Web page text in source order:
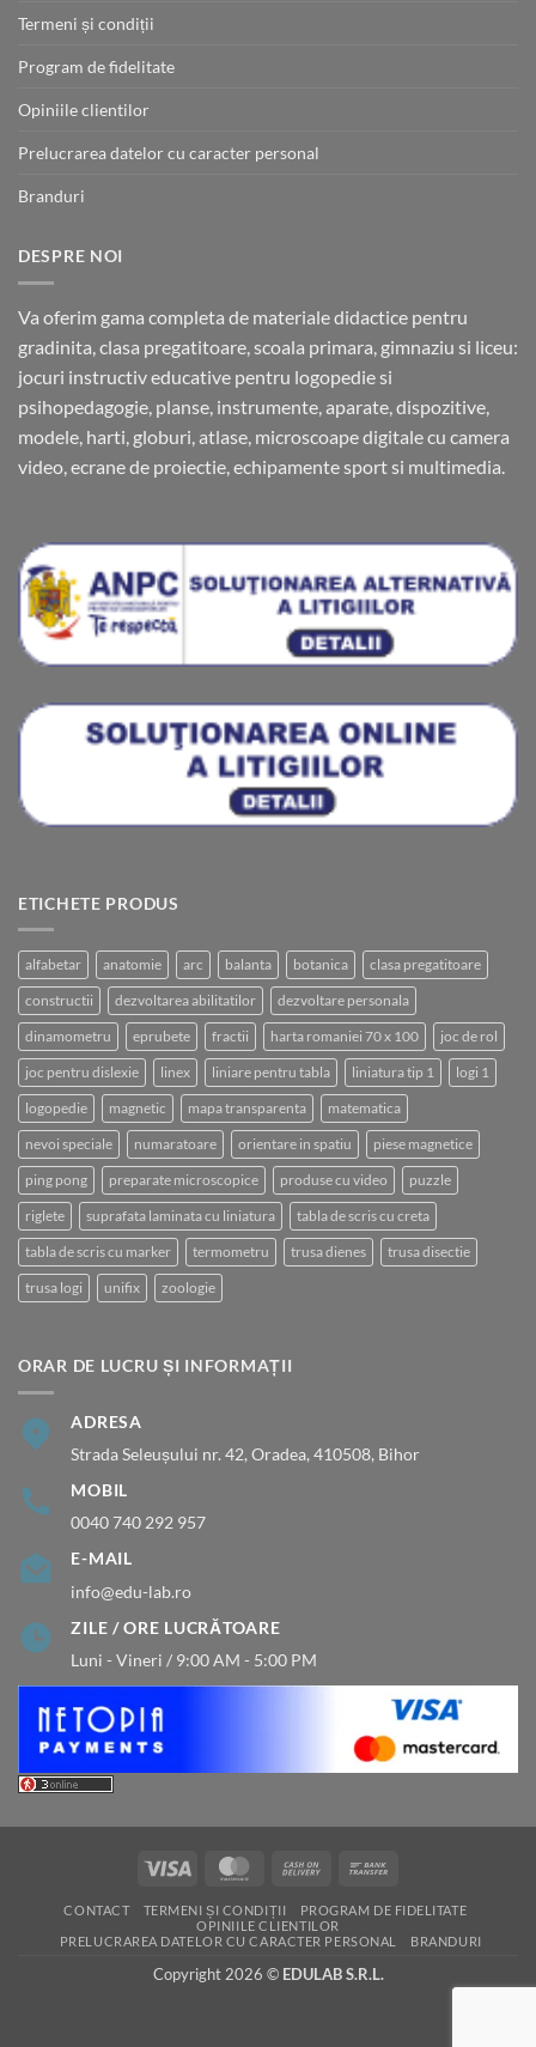
Termeni și condiții
Program de fidelitate
Opiniile clientilor
Prelucrarea datelor cu caracter personal
Branduri
DESPRE NOI
Va oferim gama completa de materiale didactice pentru
gradinita, clasa pregatitoare, scoala primara, gimnaziu si liceu:
jocuri instructiv educative pentru logopedie si
psihopedagogie, planse, instrumente, aparate, dispozitive,
modele, harti, globuri, atlase, microscoape digitale cu camera
video, ecrane de proiectie, echipamente sport si multimedia.
ETICHETE PRODUS
alfabetar anatomie arc balanta botanica clasa pregatitoare
constructii dezvoltarea abilitatilor dezvoltare personala
dinamometru eprubete fractii harta romaniei 70 x 100 joc de rol
joc pentru dislexie linex liniare pentru tabla liniatura tip 1 logi 1
logopedie magnetic mapa transparenta matematica
nevoi speciale numaratoare orientare in spatiu piese magnetice
ping pong preparate microscopice produse cu video puzzle
riglete suprafata laminata cu liniatura tabla de scris cu creta
tabla de scris cu marker termometru trusa dienes trusa disectie
trusa logi unifix zoologie
ORAR DE LUCRU ȘI INFORMAȚII
ADRESA
Strada Seleușului nr. 42, Oradea, 410508, Bihor
MOBIL
0040 740 292 957
E-MAIL
info@edu-lab.ro
ZILE / ORE LUCRĂTOARE
Luni - Vineri / 9:00 AM - 5:00 PM
Visa MasterCardCash
Delivery
CONTACT TERMENI ȘI CONDIȚII
PROGRAM DE FIDELITATE
OPINIILE CLIENTILOR
PRELUCRAREA DATELOR CU CARACTER PERSONAL
BRANDURI
Copyright 2026 © EDULAB S.R.L.